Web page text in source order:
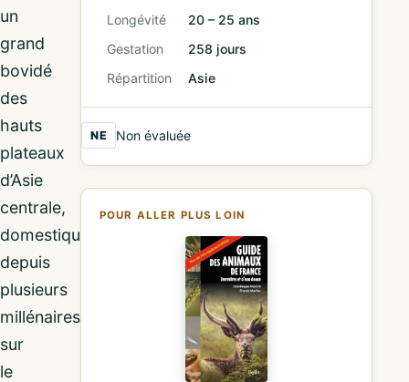
un
grand
bovidé
des
hauts
plateaux
d’Asie
centrale,
domestiqué
depuis
plusieurs
millénaires
sur
le
Longévité
20 – 25 ans
Gestation
258 jours
Répartition
Asie
NE Non évaluée
POUR ALLER PLUS LOIN